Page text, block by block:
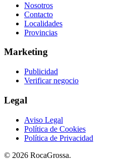
Nosotros
Contacto
Localidades
Provincias
Marketing
Publicidad
Verificar negocio
Legal
Aviso Legal
Política de Cookies
Política de Privacidad
© 2026 RocaGrossa.